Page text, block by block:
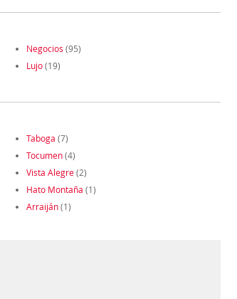
Negocios (95)
Lujo(19)
Taboga (7)
Tocumen(4)
Vista Alegre(2)
Hato Montaña (1)
Arraiján(1)